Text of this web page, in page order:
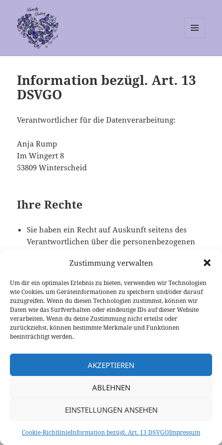
Zustimmung verwalten
Um dir ein optimales Erlebnis zu bieten, verwenden wir Technologien
wie Cookies, um Geräteinformationen zu speichern und/oder darauf
zuzugreifen. Wenn du diesen Technologien zustimmst, können wir
Daten wie das Surfverhalten oder eindeutige IDs auf dieser Website
verarbeiten. Wenn du deine Zustimmung nicht erteilst oder
zurückziehst, können bestimmte Merkmale und Funktionen
beeinträchtigt werden.
AKZEPTIEREN
ABLEHNEN
EINSTELLUNGEN ANSEHEN
Cookie-RichtlinieInformation bezügl. Art. 13 DSVGOImpressum
WIDGETS
Information bezügl. Art. 13
DSVGO
Verantwortlicher für die Datenverarbeitung:
Anja Rump
Im Wingert 8
53809 Winterscheid
Ihre Rechte
Sie haben ein Recht auf Auskunft seitens des
Verantwortlichen über die personenbezogenen
oder auf Einschränkung der Verarbeitung oder
sowie des Rechts auf Datenübertragbarkeit.
Sie haben ein Beschwerderecht bei einer
Aufsichtsbehörde.
Dies ist hier der Landesbeauftragte für
Datenschutz und Informationsfreiheit des Landes
Handwerkskammer zu Köln: 1234283